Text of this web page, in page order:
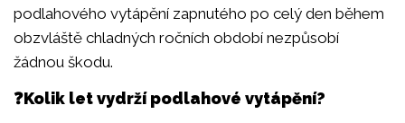
podlahového vytápění zapnutého po celý den během
obzvláště chladných ročních období nezpůsobí
žádnou škodu.
❓Kolik let vydrží podlahové vytápění?